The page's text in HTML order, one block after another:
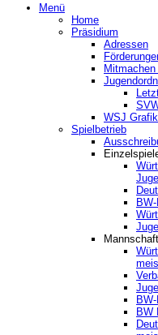
Menü
Home
Präsidium
Adressen
WSJ
Spielbetrieb
BW